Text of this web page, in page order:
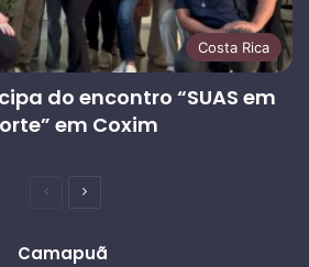
Costa Rica
do encontro “SUAS em
em Coxim
PáginaPróxima
Camapuã